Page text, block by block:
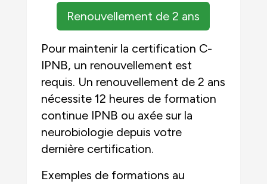
Renouvellement de 2 ans
Pour maintenir la certification C-
IPNB, un renouvellement est
requis. Un renouvellement de 2 ans
nécessite 12 heures de formation
continue IPNB ou axée sur la
neurobiologie depuis votre
dernière certification.
Exemples de formations au